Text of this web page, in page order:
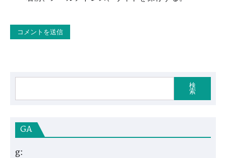
検
索
GA
g: